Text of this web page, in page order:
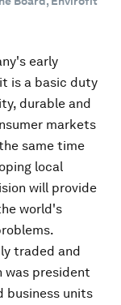
early
is a basic duty
durable and
markets
same time
local
will provide
world's
traded and
was president
business units